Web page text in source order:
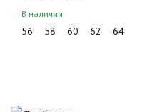
В наличии
56 58 60 62 64